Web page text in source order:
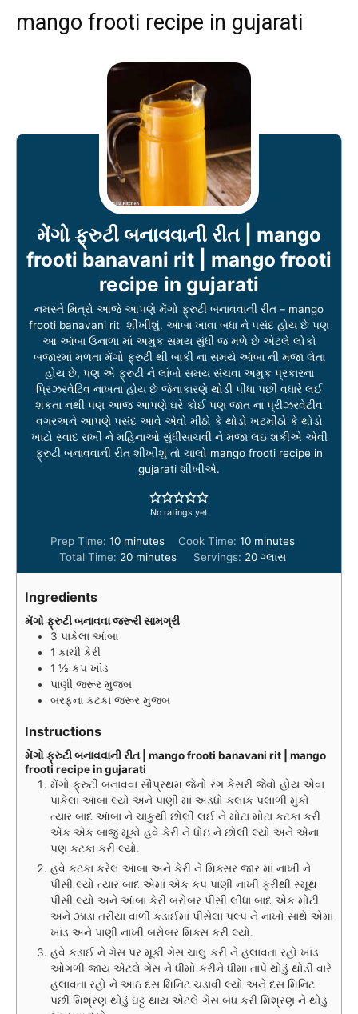
mango frooti recipe in gujarati
મેંગો ફ્રુટી બનાવવાની રીત | mango
frooti banavani rit | mango frooti
recipe in gujarati
નમસ્તે મિત્રો આજે આપણે મેંગો ફ્રુટી બનાવવાની રીત – mango
frooti banavani rit શીખીશું. આંબા ખાવા બધા ને પસંદ હોય છે પણ
આ આંબા ઉનાળા માં અમુક સમય સુંધી જ મળે છે એટલે લોકો
બજારમાં મળતા મેંગો ફ્રુટી થી બાકી ના સમયે આંબા ની મજા લેતા
હોય છે, પણ એ ફ્રુટી ને લાંબો સમય સંચવા અમુક પ્રકારના
પ્રિઝરવેટિવ નાખતા હોય છે જેનાકારણે થોડી પીધા પછી વધારે લઈ
શકતા નથી પણ આજ આપણે ઘરે કોઈ પણ જાત ના પ્રીઝરવેટીવ
વગરઅને આપણે પસંદ આવે એવો મીઠો કે થોડો ખટમીઠો કે થોડો
ખાટો સ્વાદ રાખી ને મહિનાઓ સુંધીસાચવી ને મજા લઇ શકીએ એવી
ફ્રુટી બનાવવાની રીત શીખીશું તો ચાલો mango frooti recipe in
gujarati શીખીએ.
No ratings yet
Prep Time:10m
i
n
e
minutes Cook Time: 10m
i
n
minutes
Total Time: 20m
i
t
minutes Servings: 20 ગ્લાસ
Ingredients
મેંગો ફ્રુટી બનાવવા જરૂરી સામગ્રી
3 પાકેલા આંબા
1 કાચી કેરી
1 ½ કપ ખાંડ
પાણી જરૂર મુજબ
બરફના કટકા જરૂર મુજબ
Instructions
મેંગો ફ્રુટી બનાવવાની રીત | mango frooti banavani rit | mango
frooti recipe in gujarati
મેંગો ફ્રુટી બનાવવા સૌપ્રથમ જેનો રંગ કેસરી જેવો હોય એવા
પાકેલા આંબા લ્યો અને પાણી માં અડધો કલાક પલાળી મુકો
ત્યાર બાદ આંબા ને ચાકુથી છોલી લઈ ને મોટા મોટા કટકા કરી
એક એક બાજુ મૂકો હવે કેરી ને ધોઇ ને છોલી લ્યો અને એના
પણ કટકા કરી લ્યો.
હવે કટકા કરેલ આંબા અને કેરી ને મિક્સર જાર માં નાખી ને
પીસી લ્યો ત્યાર બાદ એમાં એક કપ પાણી નાંખી ફરીથી સ્મૂથ
પીસી લ્યો અને આંબા કેરી બરોબર પીસી લીધા બાદ એક મોટી
અને ઝાડા તરીયા વાળી કડાઈમાં પીસેલા પલ્પ ને નાખો સાથે એમાં
ખાંડ અને પાણી નાખી બરોબર મિક્સ કરી લ્યો.
હવે કડાઈ ને ગેસ પર મૂકી ગેસ ચાલુ કરી ને હલાવતા રહો ખાંડ
ઓગળી જાય એટલે ગેસ ને ધીમો કરીને ધીમા તાપે થોડું થોડી વારે
હલાવતા રહો ને આઠ દસ મિનિટ ચડાવી લ્યો અને દસ મિનિટ
પછી મિશ્રણ થોડું ઘટ્ટ થાય એટલે ગેસ બંધ કરી મિશ્રણ ને થોડુ